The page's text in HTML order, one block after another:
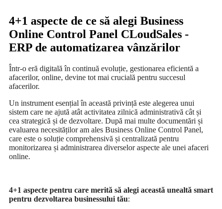
4+1 aspecte de ce să alegi Business
Online Control Panel CLoudSales -
ERP de automatizarea vânzărilor
Într-o eră digitală în continuă evoluție, gestionarea eficientă a
afacerilor, online, devine tot mai crucială pentru succesul
afacerilor.
Un instrument esențial în această privință este alegerea unui
sistem care ne ajută atât activitatea zilnică administrativă cât și
cea strategică și de dezvoltare. După mai multe documentări și
evaluarea necesităților am ales Business Online Control Panel,
care este o soluție comprehensivă și centralizată pentru
monitorizarea și administrarea diverselor aspecte ale unei afaceri
online.
4+1 aspecte pentru care merită să alegi această unealtă smart
pentru dezvoltarea businessului tău: